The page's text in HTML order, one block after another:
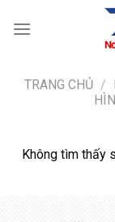
qua
TRANG CHỦ /
Không tìm thấy